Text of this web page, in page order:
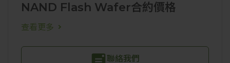
NAND Flash Wafer合約價格
查看更多
聯絡我們